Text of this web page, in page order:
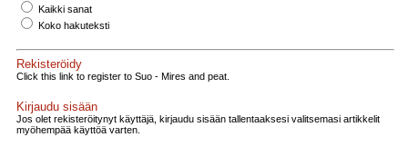
Kaikki sanat
Koko hakuteksti
Rekisteröidy
Click this link to register to Suo - Mires and peat.
Kirjaudu sisään
Jos olet rekisteröitynyt käyttäjä, kirjaudu sisään tallentaaksesi valitsemasi artikkelit
myöhempää käyttöä varten.